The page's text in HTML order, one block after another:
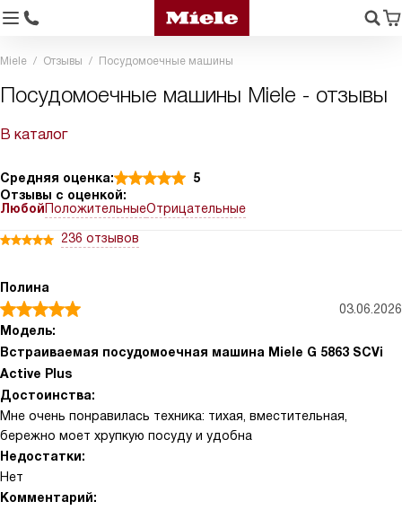
Miele Отзывы Посудомоечные машины
Посудомоечные машины Miele - отзывы
В каталог
Средняя оценка:
5
Отзывы с оценкой:
ЛюбойПоложительныеОтрицательные
236 отзывов
Полина
03.06.2026
Модель:
Встраиваемая посудомоечная машина Miele G 5863 SCVi
Active Plus
Достоинства:
Мне очень понравилась техника: тихая, вместительная,
бережно моет хрупкую посуду и удобна
Недостатки:
Нет
Комментарий: